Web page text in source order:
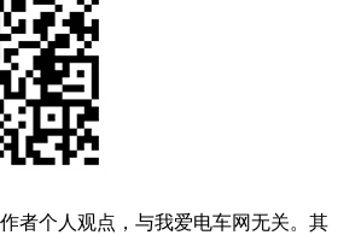
者个人观点，与我爱电车网无关。其